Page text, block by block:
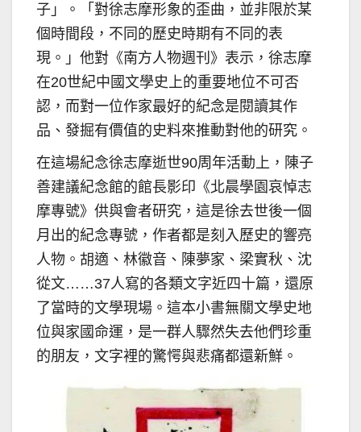
子」。「對徐志摩形象的歪曲，並非限於某
個時間段，不同的歷史時期有不同的表
現。」他對《南方人物週刊》表示，徐志摩
在20世紀中國文學史上的重要地位不可否
認，而對一位作家最好的紀念是閱讀其作
品、發掘有價值的史料來推動對他的研究。
在這場紀念徐志摩逝世90周年活動上，陳子
善建議紀念館的館長影印《北晨學園哀悼志
摩專號》供與會者研究，這是徐去世後一個
月出的紀念專號，作者都是刻入歷史的響亮
人物。胡適、林徽音、陳夢家、梁實秋、沈
從文……37人寫的各類文字近四十篇，還原
了當時的文學現場。這本小書無關文學史地
位與家國命運，是一群人驟然失去他們珍重
的朋友，文字裡的驚愕與悲痛都還新鮮。